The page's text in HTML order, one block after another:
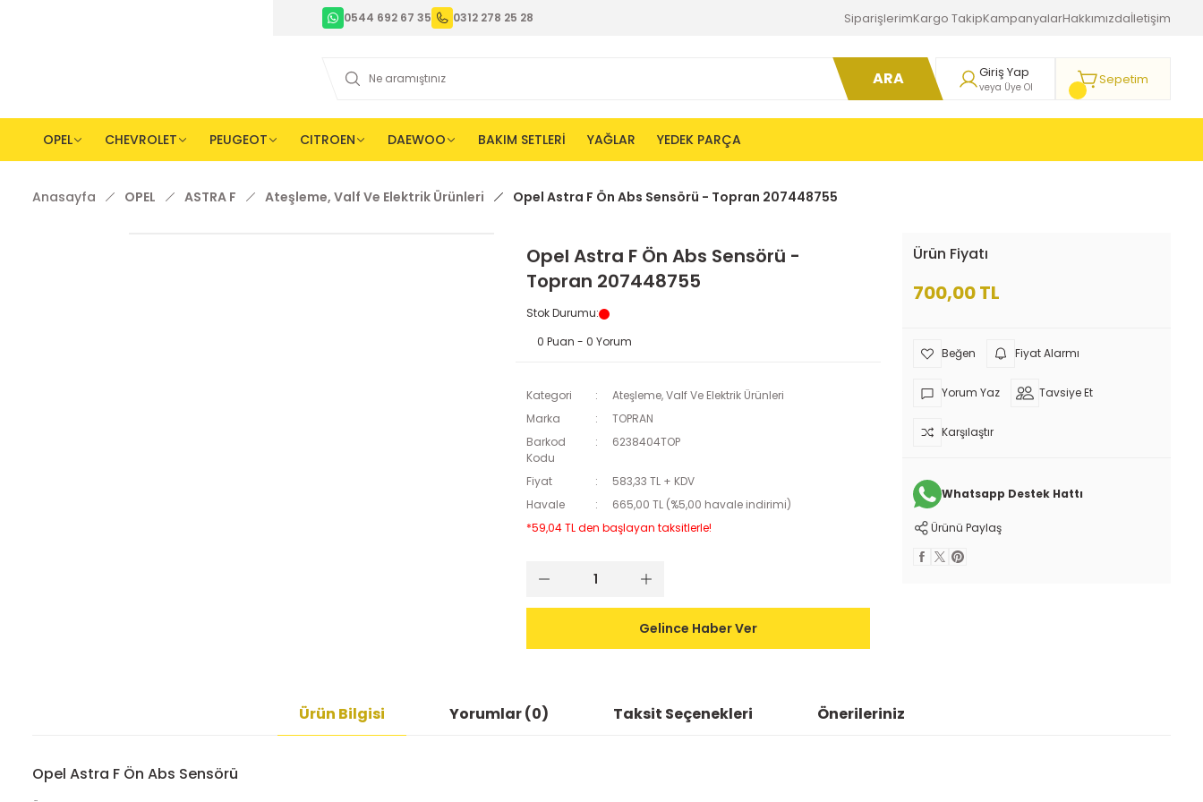
0544 692 67 35 0312 278 25 28 SiparişlerimKargo TakipKampanyalarHakkımızdaİletişim
ARA Giriş Yap
veya Üye Ol Sepetim
OPEL CHEVROLET PEUGEOT CITROEN DAEWOO BAKIM SETLERİ YAĞLAR YEDEK PARÇA
Anasayfa OPEL ASTRA F Ateşleme, Valf Ve Elektrik Ürünleri Opel Astra F Ön Abs Sensörü - Topran 207448755
Opel Astra F Ön Abs Sensörü -
Topran 207448755
Stok Durumu:
0 Puan - 0 Yorum
Kategori
Ateşleme, Valf Ve Elektrik Ürünleri
Marka
TOPRAN
Barkod
Kodu
6238404TOP
Fiyat
583,33 TL + KDV
Havale
665,00 TL (%5,00 havale indirimi)
*59,04 TL den başlayan taksitlerle!
Gelince Haber Ver
Ürün Fiyatı
700,00 TL
Fiyat Alarmı
Yorum Yaz Tavsiye Et
Karşılaştır
Whatsapp Destek Hattı
Ürünü Paylaş
Ürün Bilgisi Yorumlar (0) Taksit Seçenekleri Önerileriniz
Opel Astra F Ön Abs Sensörü